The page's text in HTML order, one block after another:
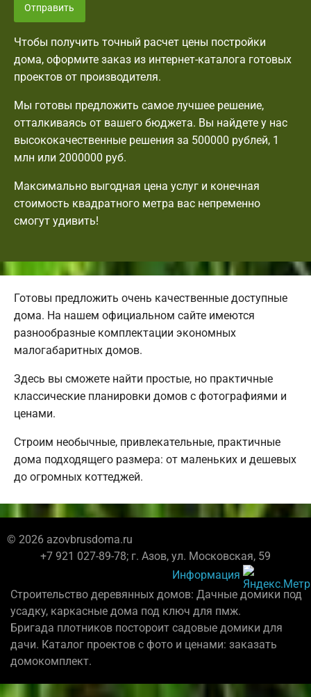
Отправить
Чтобы получить точный расчет цены постройки
дома, оформите заказ из интернет-каталога готовых
проектов от производителя.
Мы готовы предложить самое лучшее решение,
отталкиваясь от вашего бюджета. Вы найдете у нас
высококачественные решения за 500000 рублей, 1
млн или 2000000 руб.
Максимально выгодная цена услуг и конечная
стоимость квадратного метра вас непременно
смогут удивить!
Готовы предложить очень качественные доступные
дома. На нашем официальном сайте имеются
разнообразные комплектации экономных
малогабаритных домов.
Здесь вы сможете найти простые, но практичные
классические планировки домов с фотографиями и
ценами.
Строим необычные, привлекательные, практичные
дома подходящего размера: от маленьких и дешевых
до огромных коттеджей.
© 2026 azovbrusdoma.ru
+7 921 027-89-78; г. Азов, ул. Московская, 59
Информация
Строительство деревянных домов: Дачные домики под
усадку, каркасные дома под ключ для пмж.
Бригада плотников постороит садовые домики для
дачи. Каталог проектов с фото и ценами: заказать
домокомплект.